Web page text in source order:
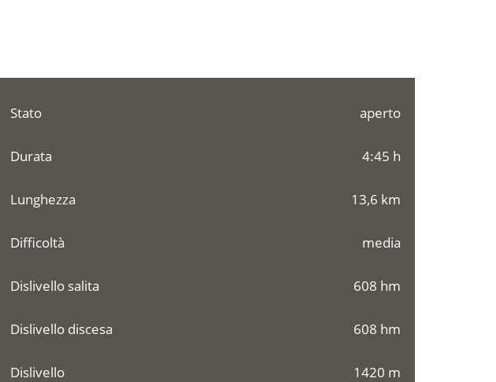
Stato aperto
Durata 4:45 h
Lunghezza 13,6 km
Difficoltà media
Dislivello salita 608 hm
Dislivello discesa 608 hm
Dislivello 1420 m